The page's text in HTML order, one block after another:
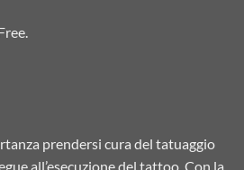
prendersi cura del tatuaggio
all’esecuzione del tattoo. Con la